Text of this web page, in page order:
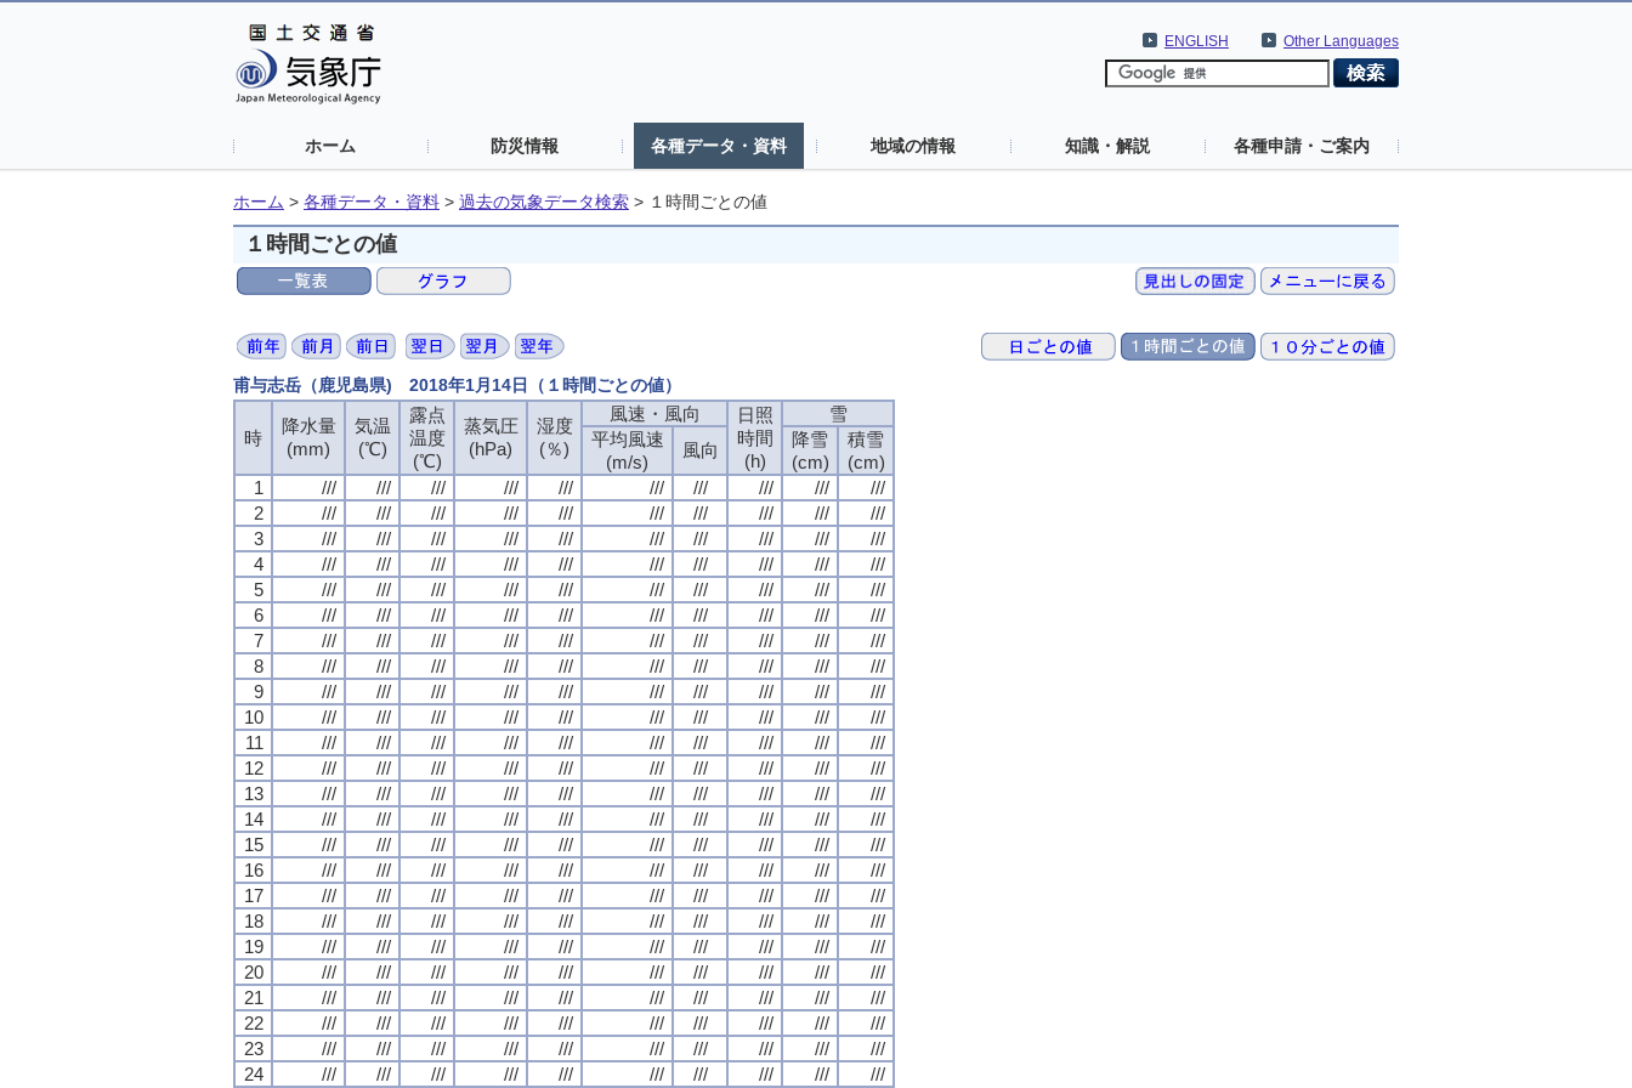
Other Languages
ENGLISH
ホーム 防災情報 各種データ・資料 地域の情報 知識・解説 各種申請・ご案内
ホーム > 各種データ・資料 > 過去の気象データ検索 > １時間ごとの値
１時間ごとの値
甫与志岳（鹿児島県) 2018年1月14日（１時間ごとの値）
時
降水量
(mm)
気温
(℃)
露点
温度
(℃)
蒸気圧
(hPa)
湿度
(％)
風速・風向
日照
時間
(h)
雪
平均風速
(m/s)
風向
降雪
(cm)
積雪
(cm)
1
/// /// /// /// /// /// /// /// ///
///
2
/// /// /// /// /// /// /// /// ///
///
3
/// /// /// /// /// /// /// /// ///
///
4
/// /// /// /// /// /// /// /// ///
///
5
/// /// /// /// /// /// /// /// ///
///
6
/// /// /// /// /// /// /// /// ///
///
7
/// /// /// /// /// /// /// /// ///
///
8
/// /// /// /// /// /// /// /// ///
///
9
/// /// /// /// /// /// /// /// ///
///
10
/// /// /// /// /// /// /// /// ///
///
11
/// /// /// /// /// /// /// /// ///
///
12
/// /// /// /// /// /// /// /// ///
///
13
/// /// /// /// /// /// /// /// ///
///
14
/// /// /// /// /// /// /// /// ///
///
15
/// /// /// /// /// /// /// /// ///
///
16
/// /// /// /// /// /// /// /// ///
///
17
/// /// /// /// /// /// /// /// ///
///
18
/// /// /// /// /// /// /// /// ///
///
19
/// /// /// /// /// /// /// /// ///
///
20
/// /// /// /// /// /// /// /// ///
///
21
/// /// /// /// /// /// /// /// ///
///
22
/// /// /// /// /// /// /// /// ///
///
23
/// /// /// /// /// /// /// /// ///
///
24
/// /// /// /// /// /// /// /// /// ///